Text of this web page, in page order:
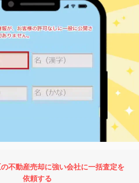
不動産売却に強い会社に一括査定を
依頼する